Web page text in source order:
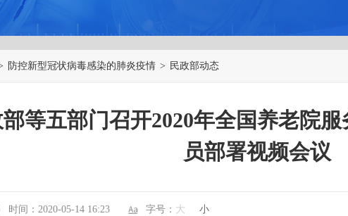
防控新型冠状病毒感染的肺炎疫情 > 民政部动态
部等五部门召开2020年全国养老院
员部署视频会议
时间：2020-05-14 16:23 字号： 大 小